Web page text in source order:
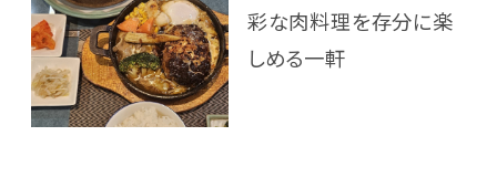
彩な肉料理を存分に楽
しめる一軒